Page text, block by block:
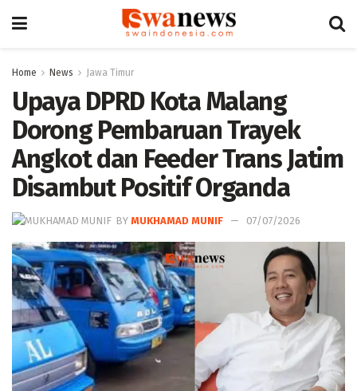
Home News Jawa Timur
Upaya DPRD Kota Malang
Dorong Pembaruan Trayek
Angkot dan Feeder Trans Jatim
Disambut Positif Organda
BY MUKHAMAD MUNIF 07/07/2026